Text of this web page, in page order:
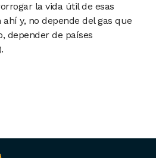
la vida útil de esas
ahí y, no depende del gas que
depender de países